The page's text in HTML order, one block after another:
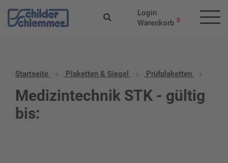
Login
Warenkorb 0
Startseite Plaketten & Siegel Prüfplaketten
Medizintechnik STK - gültig
bis: